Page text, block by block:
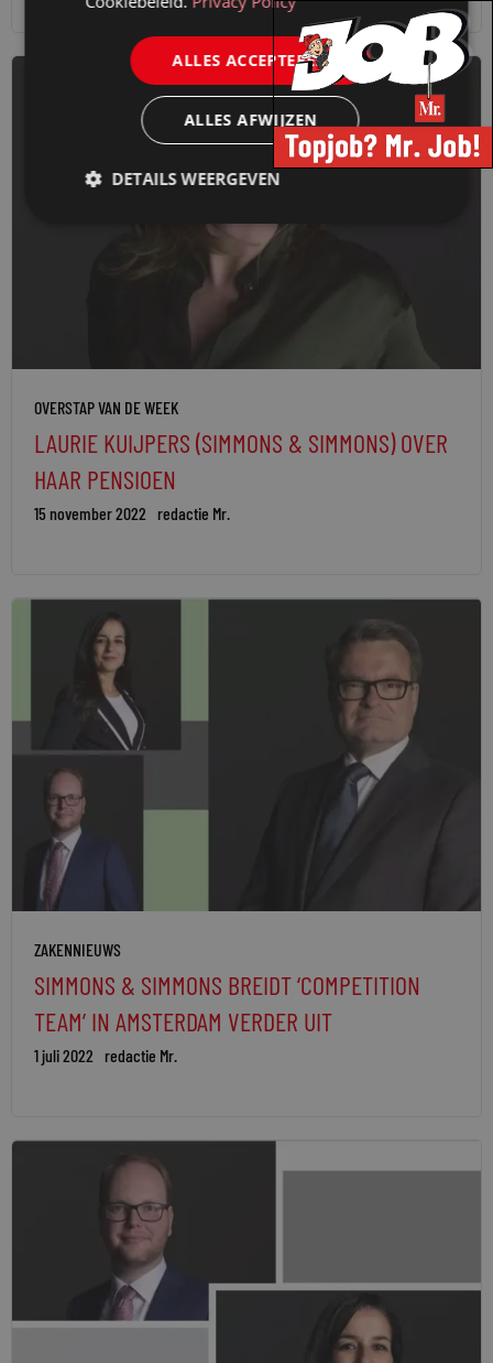
OVERSTAP VAN DE WEEK
LAURIE KUIJPERS (SIMMONS & SIMMONS) OVER
HAAR PENSIOEN
15 november 2022 redactie Mr.
ZAKENNIEUWS
SIMMONS & SIMMONS BREIDT ‘COMPETITION
TEAM’ IN AMSTERDAM VERDER UIT
1 juli 2022 redactie Mr.
ALLES ACCEPTEREN
ALLES AFWIJZEN
DETAILS WEERGEVEN